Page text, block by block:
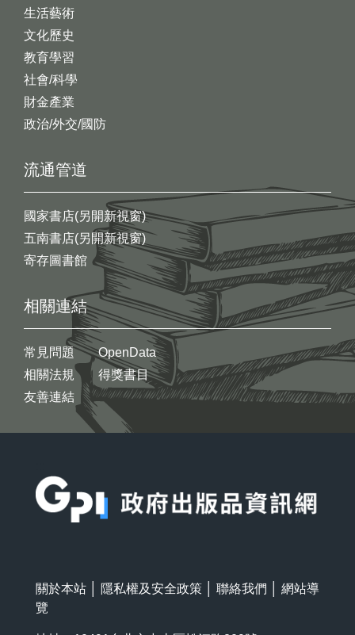
生活藝術
文化歷史
教育學習
社會/科學
財金產業
政治/外交/國防
流通管道
國家書店(另開新視窗)
五南書店(另開新視窗)
寄存圖書館
相關連結
常見問題
相關法規
友善連結
OpenData
得獎書目
關於本站 隱私權及安全政策 聯絡我們
網站導
覽